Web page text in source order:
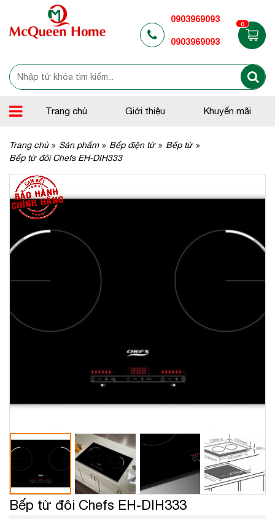
0903969093
0903969093
0
Trang chủ Giới thiệu Khuyến mãi
Trang chủ Sản phẩm Bếp điện từ
Bếp từ
Bếp từ đôi Chefs EH-DIH333
Bếp từ đôi Chefs EH-DIH333